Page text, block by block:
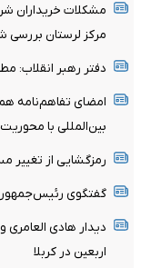
مشکلات خریداران
مرکز لرستان بررسی
دفتر رهبر انقلاب:
امضای تفاهم‌نامه
بین‌المللی با
رمزگشایی از تغییر
گفتگوی
دیدار هادی
اربعین در کربلا